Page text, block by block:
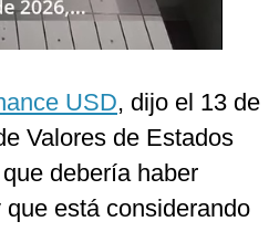
USD, dijo el 13 de
Valores de Estados
debería haber
está considerando